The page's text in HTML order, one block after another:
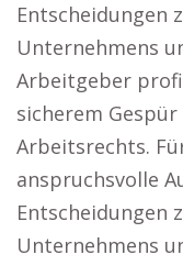
Entscheidungen
Unternehmens
Arbeitgeber
sicherem
Arbeitsrechts.
anspruchsvolle
Entscheidungen
Unternehmens